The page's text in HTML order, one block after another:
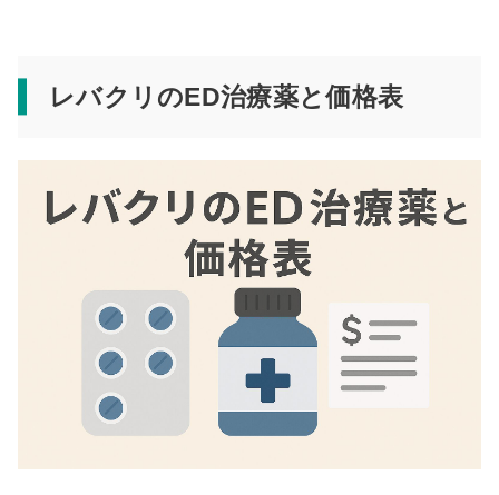
レバクリのED治療薬と価格表